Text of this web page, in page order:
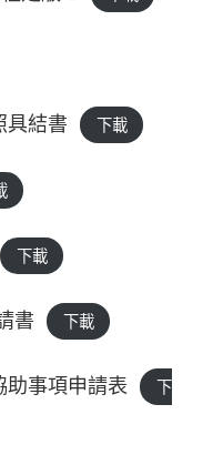
具結書 下載
下載
書 下載
助事項申請表
下